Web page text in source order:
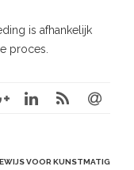
is afhankelijk
proces.
VOOR KUNSTMATIG